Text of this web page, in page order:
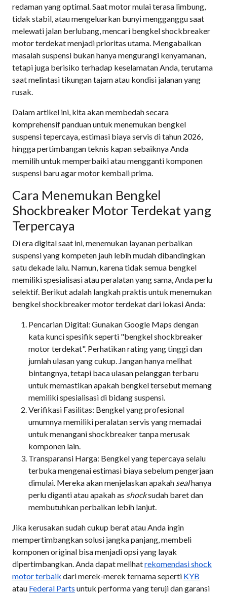
redaman yang optimal. Saat motor mulai terasa limbung,
tidak stabil, atau mengeluarkan bunyi mengganggu saat
melewati jalan berlubang, mencari bengkel shockbreaker
motor terdekat menjadi prioritas utama. Mengabaikan
masalah suspensi bukan hanya mengurangi kenyamanan,
tetapi juga berisiko terhadap keselamatan Anda, terutama
saat melintasi tikungan tajam atau kondisi jalanan yang
rusak.
Dalam artikel ini, kita akan membedah secara
komprehensif panduan untuk menemukan bengkel
suspensi tepercaya, estimasi biaya servis di tahun 2026,
hingga pertimbangan teknis kapan sebaiknya Anda
memilih untuk memperbaiki atau mengganti komponen
suspensi baru agar motor kembali prima.
Cara Menemukan Bengkel
Shockbreaker Motor Terdekat yang
Terpercaya
Di era digital saat ini, menemukan layanan perbaikan
suspensi yang kompeten jauh lebih mudah dibandingkan
satu dekade lalu. Namun, karena tidak semua bengkel
memiliki spesialisasi atau peralatan yang sama, Anda perlu
selektif. Berikut adalah langkah praktis untuk menemukan
bengkel shockbreaker motor terdekat dari lokasi Anda:
Pencarian Digital: Gunakan Google Maps dengan
kata kunci spesifik seperti "bengkel shockbreaker
motor terdekat". Perhatikan rating yang tinggi dan
jumlah ulasan yang cukup. Jangan hanya melihat
bintangnya, tetapi baca ulasan pelanggan terbaru
untuk memastikan apakah bengkel tersebut memang
memiliki spesialisasi di bidang suspensi.
Verifikasi Fasilitas: Bengkel yang profesional
umumnya memiliki peralatan servis yang memadai
untuk menangani shockbreaker tanpa merusak
komponen lain.
Transparansi Harga: Bengkel yang tepercaya selalu
terbuka mengenai estimasi biaya sebelum pengerjaan
dimulai. Mereka akan menjelaskan apakah sealhanya
perlu diganti atau apakah as shocksudah baret dan
membutuhkan perbaikan lebih lanjut.
Jika kerusakan sudah cukup berat atau Anda ingin
mempertimbangkan solusi jangka panjang, membeli
komponen original bisa menjadi opsi yang layak
dipertimbangkan. Anda dapat melihatrekomendasi shock
motor terbaik dari merek-merek ternama seperti KYB
atau Federal Parts untuk performa yang teruji dan garansi